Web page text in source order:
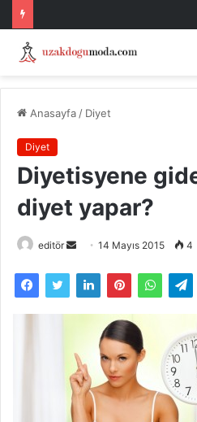
Anasayfa / Diyet
Diyet
Diyetisyene
diyet yapar?
editör
Bir
posta
14 Mayıs 2015 4